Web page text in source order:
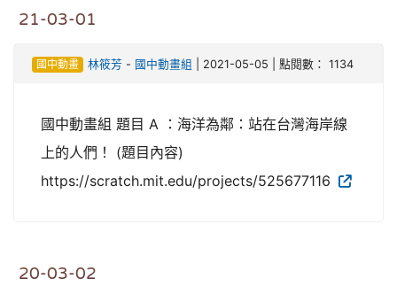
21-03-01
國中動畫 林筱芳 - 國中動畫組 | 2021-05-05 | 點閱數： 1134
國中動畫組 題目 A ：海洋為鄰：站在台灣海岸線
上的人們！ (題目內容)
https://scratch.mit.edu/projects/525677116
20-03-02